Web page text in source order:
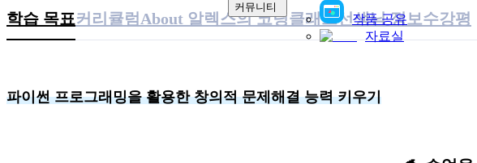
커뮤니티
작품 공유
자료실
학습 목표커리큘럼 About 알렉스의 코딩클래스선생님 정보수강평
파이썬 프로그래밍을 활용한 창의적 문제해결 능력 키우기